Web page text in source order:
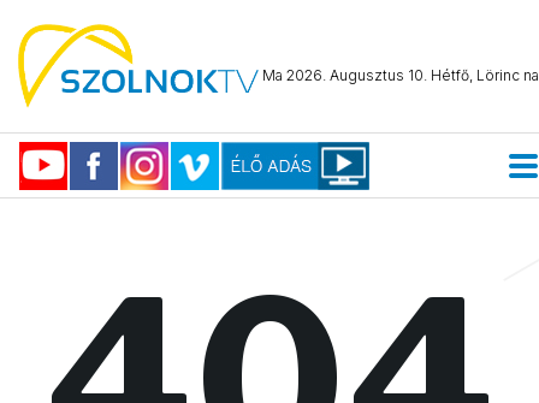
Ma 2026. Augusztus 10. Hétfő, Lörinc